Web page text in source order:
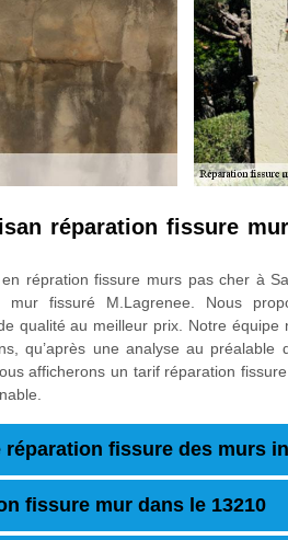
réparation fissure
en répration fissure murs pas cher à
mur fissuré M.Lagrenee. Nous
qualité au meilleur prix. Notre
qu’après une analyse au préalable
afficherons un tarif réparation
réparation fissure des murs
fissure mur dans le 13210